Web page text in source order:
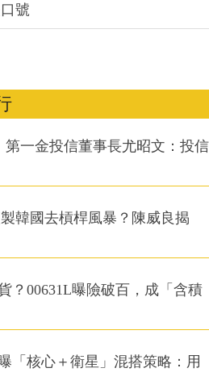
號
第一金投信董事長尤昭文：投信
韓國去槓桿風暴？陳威良揭
？00631L曝險破百，成「含積
「核心＋衛星」混搭策略：用